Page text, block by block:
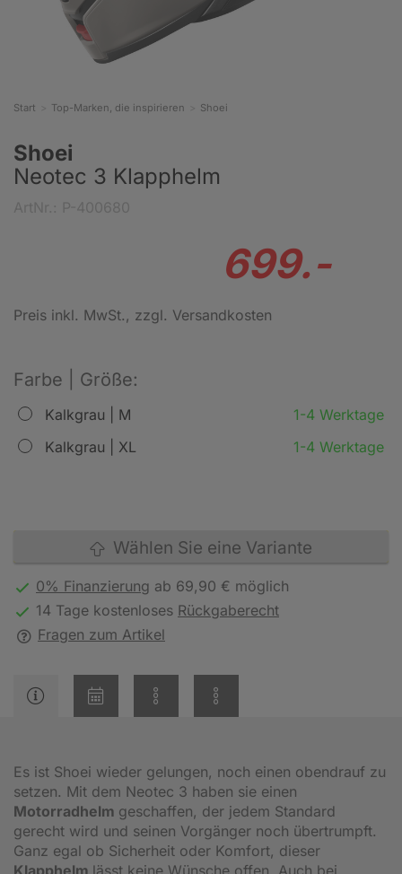
Start Top-Marken, die inspirieren Shoei
Shoei
Neotec 3 Klapphelm
699.-
Preis inkl. MwSt., zzgl. Versandkosten
Farbe | Größe:
Kalkgrau | M
1-4 Werktage
Kalkgrau | XL
1-4 Werktage
Wählen Sie eine Variante
0% Finanzierung ab 69,90 € möglich
14 Tage kostenloses Rückgaberecht
Fragen zum Artikel
Es ist Shoei wieder gelungen, noch einen obendrauf zu
setzen. Mit dem Neotec 3 haben sie einen
Motorradhelm geschaffen, der jedem Standard
gerecht wird und seinen Vorgänger noch übertrumpft.
Ganz egal ob Sicherheit oder Komfort, dieser
Klapphelm lässt keine Wünsche offen. Auch bei